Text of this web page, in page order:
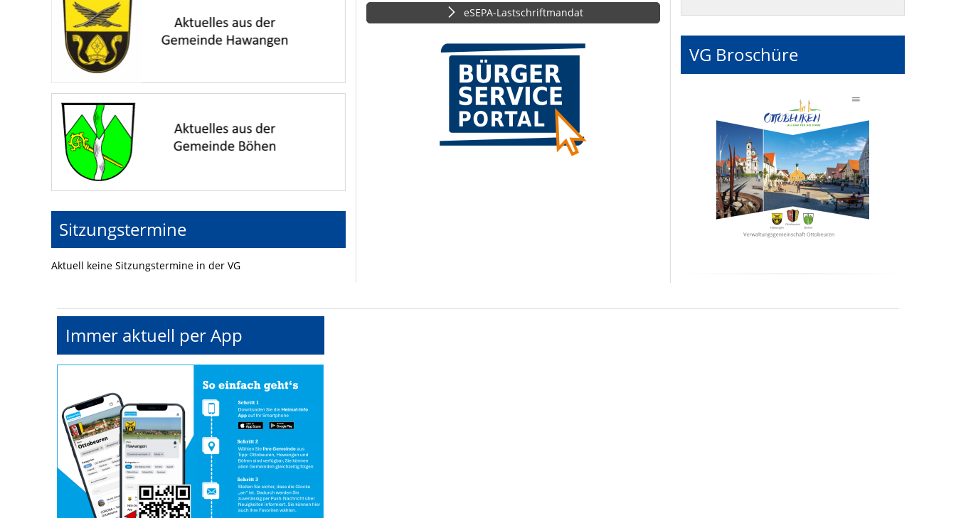
Sitzungstermine
Aktuell keine Sitzungstermine in der VG
eSEPA-Lastschriftmandat
VG Broschüre
Immer aktuell per App